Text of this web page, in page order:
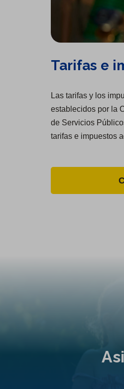
Tarifas e
Las tarifas y los
establecidos por la
de Servicios
tarifas e impuestos